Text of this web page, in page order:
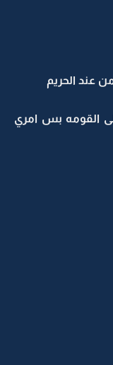
عند الحريم
القومه بس امري